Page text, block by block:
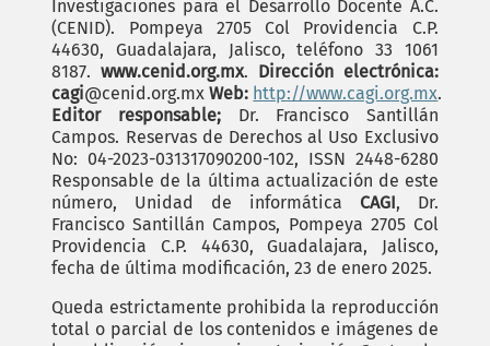
Investigaciones para el Desarrollo Docente A.C.
(CENID). Pompeya 2705 Col Providencia C.P.
44630, Guadalajara, Jalisco, teléfono 33 1061
8187.www.cenid.org.mx. Dirección electrónica:
cagi@cenid.org.mxWeb: http://www.cagi.org.mx.
Editor responsable;Dr. Francisco Santillán
Campos. Reservas de Derechos al Uso Exclusivo
No: 04-2023-031317090200-102, ISSN 2448-6280
Responsable de la última actualización de este
número, Unidad de informática CAGI, Dr.
Francisco Santillán Campos, Pompeya 2705 Col
Providencia C.P. 44630, Guadalajara, Jalisco,
fecha de última modificación, 23 de enero 2025.
Queda estrictamente prohibida la reproducción
total o parcial de los contenidos e imágenes de